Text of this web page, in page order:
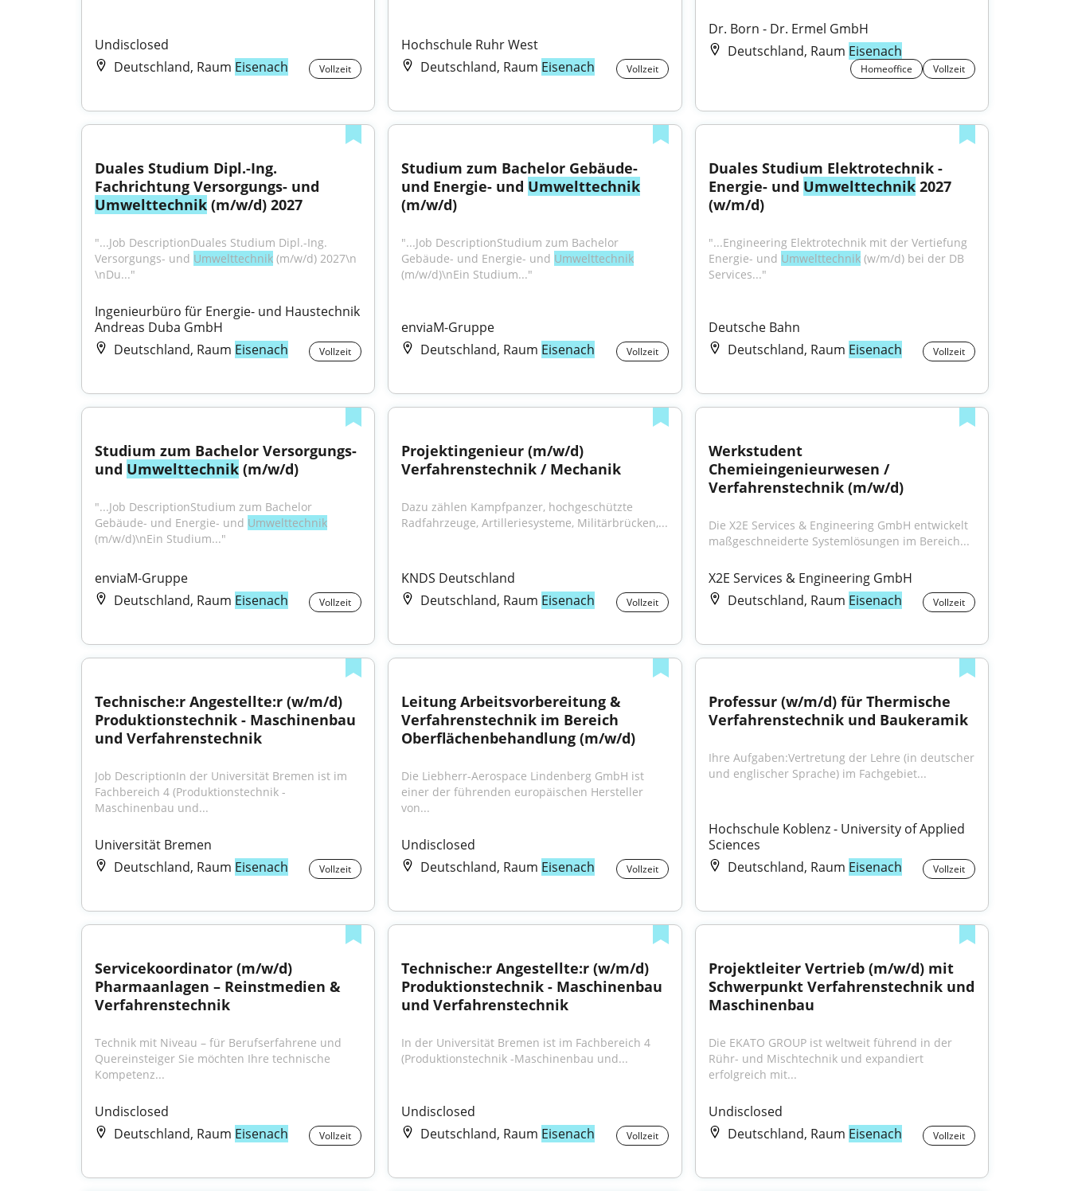
Undisclosed
Deutschland, Raum Eisenach Vollzeit
Hochschule Ruhr West
Deutschland, Raum Eisenach Vollzeit
Dr. Born - Dr. Ermel GmbH
Deutschland, Raum Eisenach
Homeoffice Vollzeit
Duales Studium Dipl.-Ing.
Umwelttechnik (m/w/d) 2027
"...Job DescriptionDuales Studium Dipl.-Ing.
Versorgungs- und Umwelttechnik (m/w/d) 2027\n
\nDu..."
Ingenieurbüro für Energie- und Haustechnik
Andreas Duba GmbH
Deutschland, Raum Eisenach Vollzeit
Studium zum Bachelor Gebäude-
und Energie- und Umwelttechnik
(m/w/d)
"...Job DescriptionStudium zum Bachelor
Gebäude- und Energie- und Umwelttechnik
(m/w/d)\nEin Studium..."
enviaM-Gruppe
Deutschland, Raum Eisenach Vollzeit
Duales Studium Elektrotechnik -
Energie- und Umwelttechnik 2027
(w/m/d)
"...Engineering Elektrotechnik mit der Vertiefung
Energie- und Umwelttechnik (w/m/d) bei der DB
Services..."
Deutsche Bahn
Deutschland, Raum Eisenach Vollzeit
Studium zum Bachelor Versorgungs-
und Umwelttechnik (m/w/d)
"...Job DescriptionStudium zum Bachelor
Gebäude- und Energie- und Umwelttechnik
(m/w/d)\nEin Studium..."
enviaM-Gruppe
Deutschland, Raum Eisenach Vollzeit
Projektingenieur (m/w/d)
Verfahrenstechnik / Mechanik
Dazu zählen Kampfpanzer, hochgeschützte
Radfahrzeuge, Artilleriesysteme, Militärbrücken,...
KNDS Deutschland
Deutschland, Raum Eisenach Vollzeit
Werkstudent
Chemieingenieurwesen /
Verfahrenstechnik (m/w/d)
Die X2E Services & Engineering GmbH entwickelt
maßgeschneiderte Systemlösungen im Bereich...
X2E Services & Engineering GmbH
Deutschland, Raum Eisenach Vollzeit
Technische:r Angestellte:r (w/m/d)
Produktionstechnik - Maschinenbau
und Verfahrenstechnik
Job DescriptionIn der Universität Bremen ist im
Fachbereich 4 (Produktionstechnik -
Maschinenbau und...
Universität Bremen
Deutschland, Raum Eisenach Vollzeit
Leitung Arbeitsvorbereitung &
Verfahrenstechnik im Bereich
Oberflächenbehandlung (m/w/d)
Die Liebherr-Aerospace Lindenberg GmbH ist
einer der führenden europäischen Hersteller
von...
Undisclosed
Deutschland, Raum Eisenach Vollzeit
Professur (w/m/d) für Thermische
Verfahrenstechnik und Baukeramik
Ihre Aufgaben:Vertretung der Lehre (in deutscher
und englischer Sprache) im Fachgebiet...
Hochschule Koblenz - University of Applied
Sciences
Deutschland, Raum Eisenach Vollzeit
Servicekoordinator (m/w/d)
Pharmaanlagen – Reinstmedien &
Verfahrenstechnik
Technik mit Niveau – für Berufserfahrene und
Quereinsteiger Sie möchten Ihre technische
Kompetenz...
Undisclosed
Deutschland, Raum Eisenach Vollzeit
Technische:r Angestellte:r (w/m/d)
Produktionstechnik - Maschinenbau
und Verfahrenstechnik
In der Universität Bremen ist im Fachbereich 4
(Produktionstechnik -Maschinenbau und...
Undisclosed
Deutschland, Raum Eisenach Vollzeit
Projektleiter Vertrieb (m/w/d) mit
Schwerpunkt Verfahrenstechnik und
Maschinenbau
Die EKATO GROUP ist weltweit führend in der
Rühr- und Mischtechnik und expandiert
erfolgreich mit...
Undisclosed
Deutschland, Raum Eisenach Vollzeit